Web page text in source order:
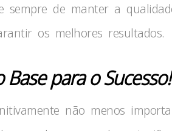
sempre de manter a
os melhores resultados.
para o Sucesso!
não menos